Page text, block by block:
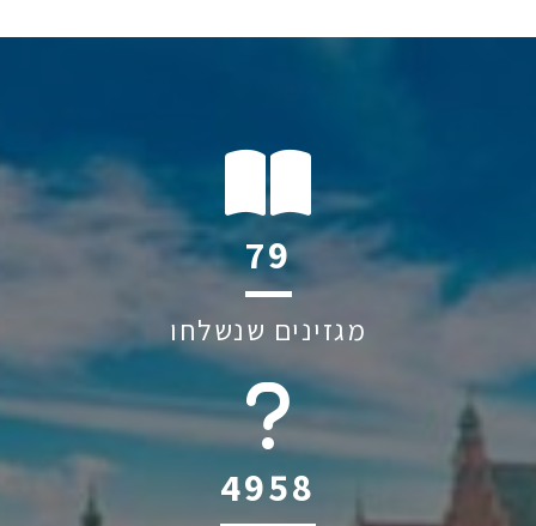
121
מגזינים שנשלחו
6045